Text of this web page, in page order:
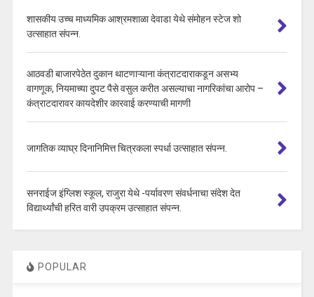
शासकीय उच्च माध्यमिक आश्रमशाळा देवाडा येथे संमोहन स्टेज शो
उत्साहात संपन्न.
आठवडी बाजारपेठेत दुकान थाटणाऱ्याना कंत्राटदाराकडून असभ्य
वागणूक, नियमाच्या दुपट पैसे वसुल करीत असल्याचा नागरिकांचा आरोप –
कंत्राटदारावर कायदेशीर कारवाई करण्याची मागणी
जागतिक व्याघ्र दिनानिमित्त चित्रकला स्पर्धा उत्साहात संपन्न.
सनराईज इंग्लिश स्कूल, राजुरा येथे -पर्यावरण संवर्धनाचा संदेश देत
विद्यार्थ्यांची हरित वारी उपक्रम उत्साहात संपन्न.
POPULAR